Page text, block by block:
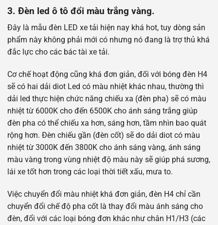
3. Đèn led ô tô đổi màu trắng vàng.
Đây là mẫu đèn LED xe tải hiện nay khá hot, tuy dòng sản
phẩm này không phải mới có nhưng nó đang là trợ thủ khá
đắc lực cho các bác tài xe tải.
Cơ chế hoạt động cũng khá đơn giản, đối với bóng đèn H4
sẽ có hai dải diot Led có màu nhiệt khác nhau, thường thì
dải led thực hiện chức năng chiếu xa (đèn pha) sẽ có màu
nhiệt từ 6000K cho đến 6500K cho ánh sáng trắng giúp
đèn pha có thể chiếu xa hơn, sáng hơn, tầm nhìn bao quát
rộng hơn. Đèn chiếu gần (đèn cốt) sẽ do dải diot có màu
nhiệt từ 3000K đến 3800K cho ánh sáng vàng, ánh sáng
màu vàng trong vùng nhiệt độ màu này sẽ giúp phá sương,
lái xe tốt hơn trong các loại thời tiết xấu, mưa to.
Việc chuyển đổi màu nhiệt khá đơn giản, đèn H4 chỉ cần
chuyển đổi chế độ pha cốt là thay đổi màu ánh sáng cho
đèn, đổi với các loại bóng đơn khác như chân H1/H3 (các